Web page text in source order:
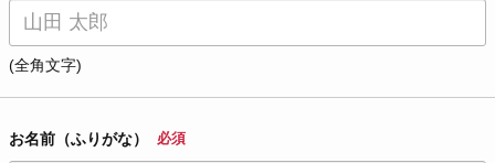
(全角文字)
お名前（ふりがな） 必須